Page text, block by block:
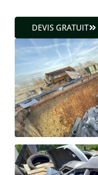
DEVIS GRATUIT